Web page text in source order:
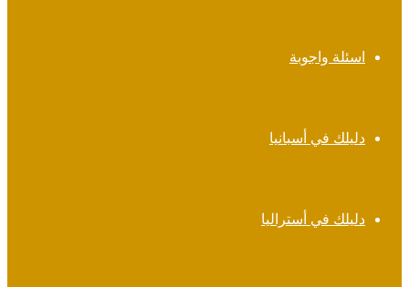
اسئلة واجوبة
دليلك في أسبانيا
دليلك في أستراليا